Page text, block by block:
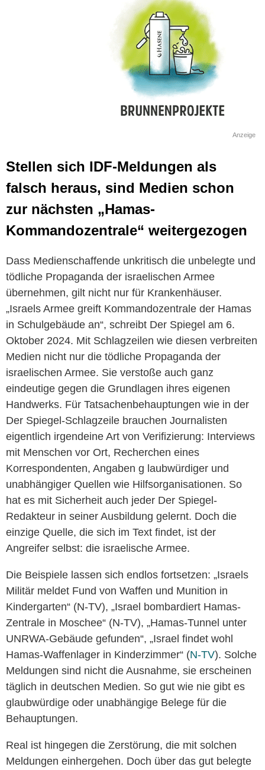
Anzeige
Stellen sich IDF-Meldungen als
falsch heraus, sind Medien schon
zur nächsten „Hamas-
Kommandozentrale“ weitergezogen
Dass Medienschaffende unkritisch die unbelegte und
tödliche Propaganda der israelischen Armee
übernehmen, gilt nicht nur für Krankenhäuser.
„Israels Armee greift Kommandozentrale der Hamas
in Schulgebäude an“, schreibt Der Spiegel am 6.
Oktober 2024. Mit Schlagzeilen wie diesen verbreiten
Medien nicht nur die tödliche Propaganda der
israelischen Armee. Sie verstoße auch ganz
eindeutige gegen die Grundlagen ihres eigenen
Handwerks. Für Tatsachenbehauptungen wie in der
Der Spiegel-Schlagzeile brauchen Journalisten
eigentlich irgendeine Art von Verifizierung: Interviews
mit Menschen vor Ort, Recherchen eines
Korrespondenten, Angaben g laubwürdiger und
unabhängiger Quellen wie Hilfsorganisationen. So
hat es mit Sicherheit auch jeder Der Spiegel-
Redakteur in seiner Ausbildung gelernt. Doch die
einzige Quelle, die sich im Text findet, ist der
Angreifer selbst: die israelische Armee.
Die Beispiele lassen sich endlos fortsetzen: „Israels
Militär meldet Fund von Waffen und Munition in
Kindergarten“ (N-TV), „Israel bombardiert Hamas-
Zentrale in Moschee“ (N-TV), „Hamas-Tunnel unter
UNRWA-Gebäude gefunden“, „Israel findet wohl
Hamas-Waffenlager in Kinderzimmer“ (N-TV). Solche
Meldungen sind nicht die Ausnahme, sie erscheinen
täglich in deutschen Medien. So gut wie nie gibt es
glaubwürdige oder unabhängige Belege für die
Behauptungen.
Real ist hingegen die Zerstörung, die mit solchen
Meldungen einhergehen. Doch über das gut belegte